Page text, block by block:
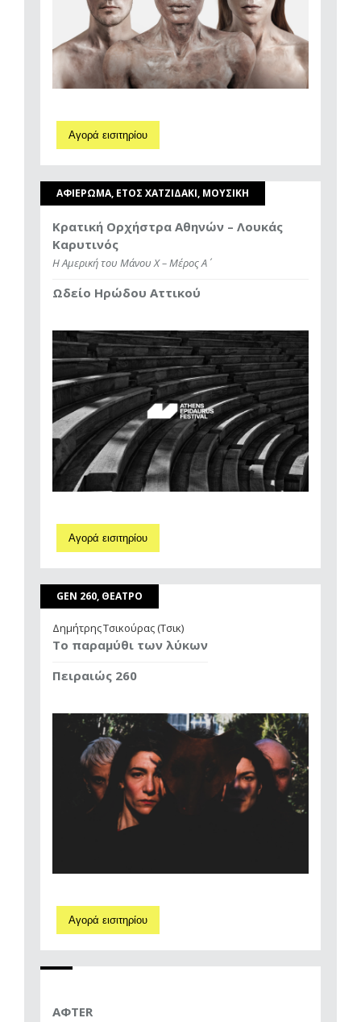
Αγορά εισιτηρίου
ΑΦΙΕΡΩΜΑ, ΕΤΟΣ ΧΑΤΖΙΔΑΚΙ, ΜΟΥΣΙΚΗ
Κρατική Ορχήστρα Αθηνών – Λουκάς
Καρυτινός
Η Αμερική του Μάνου Χ – Μέρος Α΄
Ωδείο Ηρώδου Αττικού
Αγορά εισιτηρίου
GEN 260, ΘΕΑΤΡΟ
Δημήτρης Τσικούρας (Τσικ)
Το παραμύθι των λύκων
Πειραιώς 260
Αγορά εισιτηρίου
AΦTER